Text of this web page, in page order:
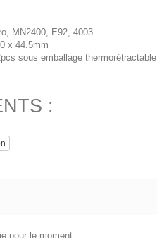
MN2400, E92, 4003
x 44.5mm
sous emballage thermorétractable
:
pour le moment.